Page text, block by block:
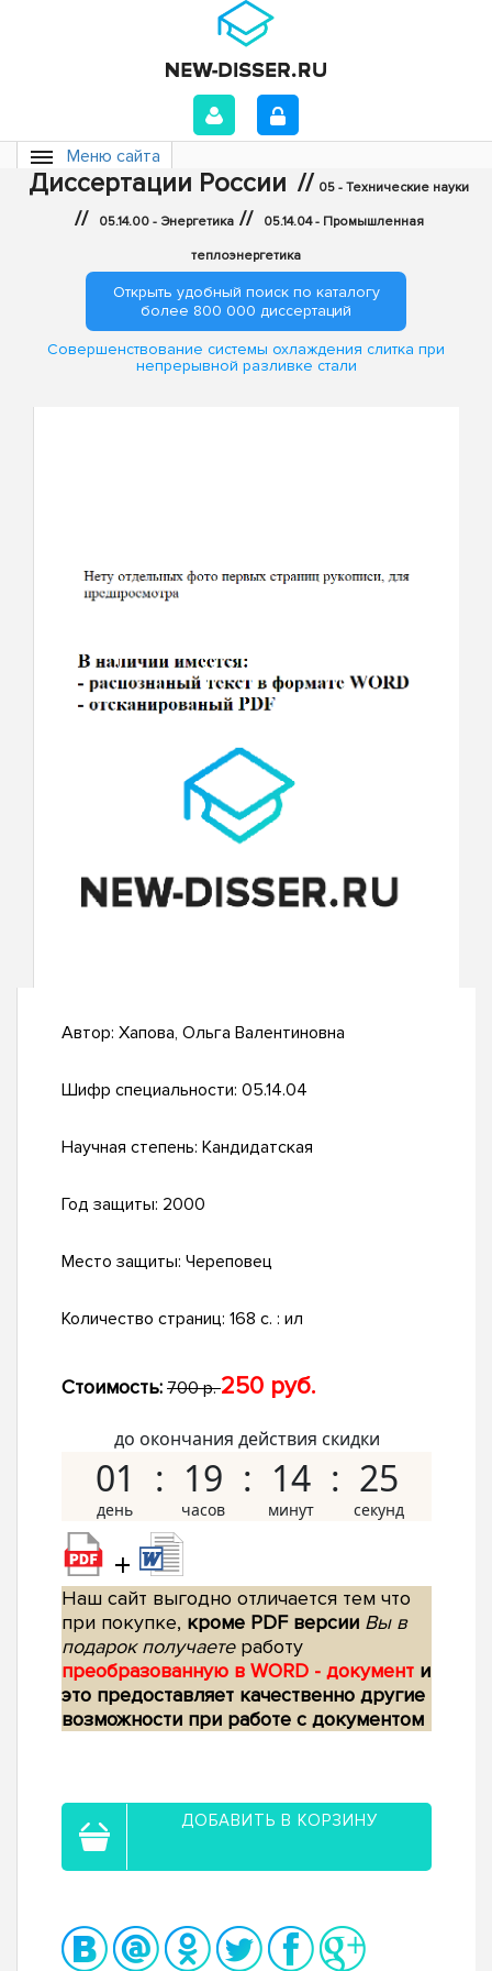
Меню сайта
Диссертации России // 05 - Технические науки
// 05.14.00 - Энергетика // 05.14.04 - Промышленная
теплоэнергетика
Открыть удобный поиск по каталогу
более 800 000 диссертаций
Совершенствование системы охлаждения слитка при
непрерывной разливке стали
Автор: Хапова, Ольга Валентиновна
Шифр специальности: 05.14.04
Научная степень: Кандидатская
Год защиты: 2000
Место защиты: Череповец
Количество страниц: 168 с. : ил
Стоимость: 700 р.250 руб.
до окончания действия скидки
01 19 14 24
+
Наш сайт выгодно отличается тем что
при покупке, кроме PDF версии Вы в
подарок получаетеработу
преобразованную в WORD - документ и
это предоставляет качественно другие
возможности при работе с документом
ДОБАВИТЬ В КОРЗИНУ